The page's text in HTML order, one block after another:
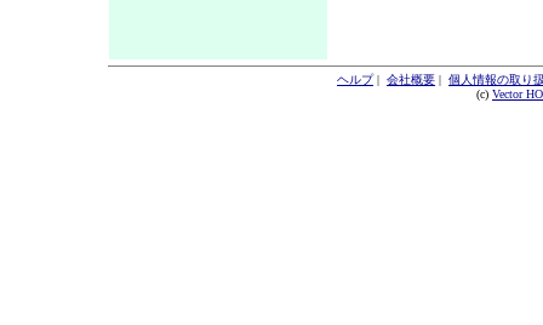
ヘルプ| 会社概要 | 個人情報の取り
(c) Vector